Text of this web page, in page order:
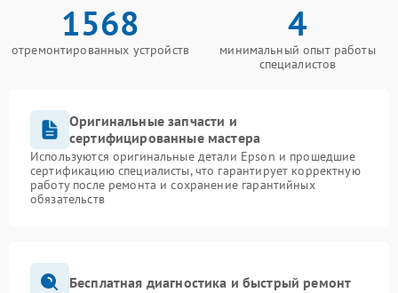
1568
отремонтированных устройств
4
минимальный опыт работы
специалистов
Оригинальные запчасти и
сертифицированные мастера
Используются оригинальные детали Epson и прошедшие
сертификацию специалисты, что гарантирует корректную
работу после ремонта и сохранение гарантийных
обязательств
Бесплатная диагностика и быстрый ремонт